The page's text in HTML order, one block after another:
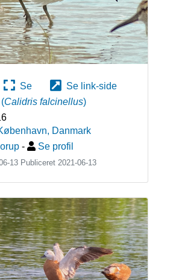
Se
Se link-side
(Calidris falcinellus)
, Danmark
- Se profil
13 Publiceret 2021-06-13